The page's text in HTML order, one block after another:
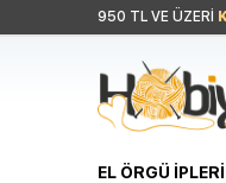
950 TL VE ÜZERİ
EL ÖRGÜ İPLERI